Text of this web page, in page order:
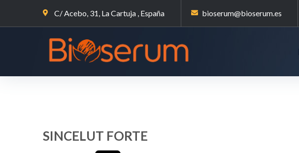
C/ Acebo, 31, La Cartuja , España bioserum@bioserum.es
SINCELUT FORTE